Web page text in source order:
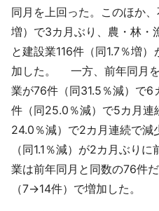
同月を上回った。このほか
増）で3カ月ぶり、農・林・
と建設業116件（同1.7％増
加した。 一方、前年同月
業が76件（同31.5％減）で
件（同25.0％減）で5カ月連
24.0％減）で2カ月連続で
（同1.1％減）が2カ月ぶり
業は前年同月と同数の76件
（7→14件）で増加した。